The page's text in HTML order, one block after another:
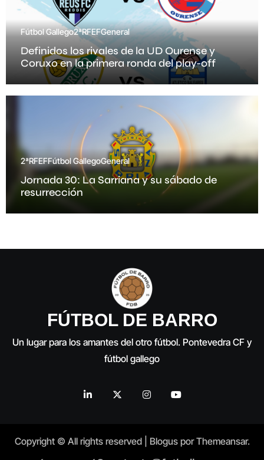
Fútbol Gallego2ªRFEFGeneral
Definidos los rivales de la UD Ourense y
Coruxo en la primera ronda del play-off
2ªRFEFFútbol GallegoGeneral
Jornada 30: La Sarriana y su sábado de
resurrección
FÚTBOL DE BARRO
Un lugar para los amantes del otro fútbol. Pontevedra CF y
fútbol gallego
Copyright © All rights reserved BlogusporThemeansar.